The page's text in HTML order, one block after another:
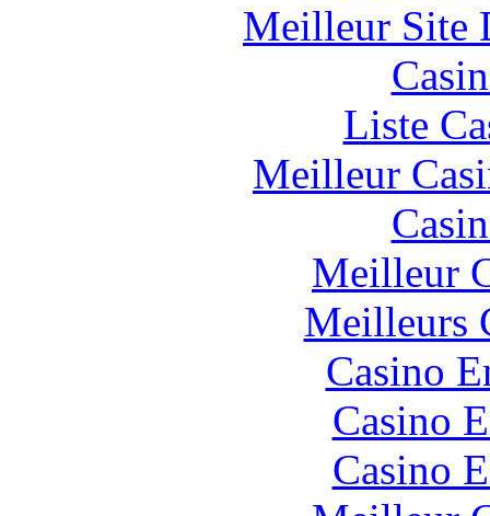
Meilleur Site
Liste
Meilleur
Meilleur
Meilleurs
Casino
Casino
Casino